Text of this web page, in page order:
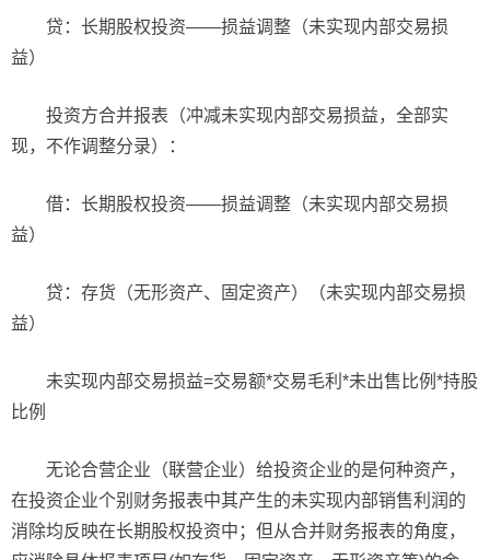
贷：长期股权投资——损益调整（未实现内部交易损
益）
投资方合并报表（冲减未实现内部交易损益，全部实
现，不作调整分录）：
借：长期股权投资——损益调整（未实现内部交易损
益）
贷：存货（无形资产、固定资产）（未实现内部交易损
益）
未实现内部交易损益=交易额*交易毛利*未出售比例*持股
比例
无论合营企业（联营企业）给投资企业的是何种资产，
在投资企业个别财务报表中其产生的未实现内部销售利润的
消除均反映在长期股权投资中；但从合并财务报表的角度，